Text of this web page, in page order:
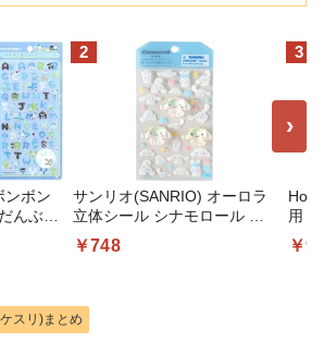
ンボン
んぶい
2
サンリオ(SANRIO) オーロラ
立体シール シナモロール 対
象年齢3才以上 225312
￥748
3
用
輪
浮
￥
›
スリ)まとめ